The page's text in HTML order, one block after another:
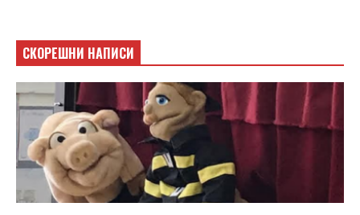
СКОРЕШНИ НАПИСИ